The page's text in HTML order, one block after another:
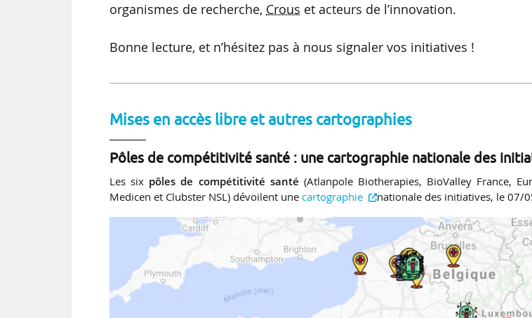
organismes de recherche, Crous et acteurs de l’innovation.
Bonne lecture, et n’hésitez pas à nous signaler vos initiatives !
Mises en accès libre et autres cartographies
Pôles de compétitivité santé : une cartographie nationale des
Les six pôles de compétitivité santé (Atlanpole Biotherapies, BioValley France,
Medicen et Clubster NSL) dévoilent une cartographie nationale des initiatives, le 07/